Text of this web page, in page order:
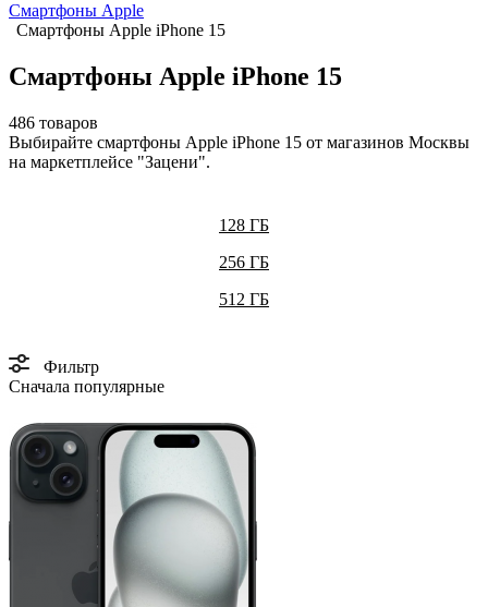
Смартфоны Apple
Смартфоны Apple iPhone 15
Смартфоны Apple iPhone 15
486 товаров
Выбирайте смартфоны Apple iPhone 15 от магазинов Москвы
на маркетплейсе "Зацени".
128 ГБ
256 ГБ
512 ГБ
Фильтр
Сначала популярные